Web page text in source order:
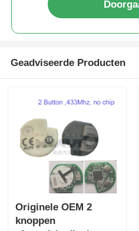
Geadviseerde Producten
Originele OEM 2
knoppen